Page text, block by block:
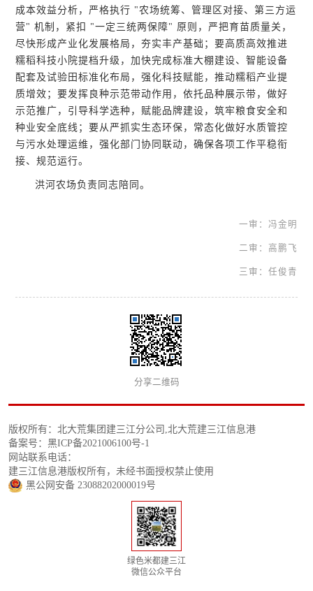
成本效益分析，严格执行 "农场统筹、管理区对接、第三方运
营" 机制，紧扣 "一定三统两保障" 原则，严把育苗质量关，
尽快形成产业化发展格局，夯实丰产基础；要高质高效推进
糯稻科技小院提档升级，加快完成标准大棚建设、智能设备
配套及试验田标准化布局，强化科技赋能，推动糯稻产业提
质增效；要发挥良种示范带动作用，依托品种展示带，做好
示范推广，引导科学选种，赋能品牌建设，筑牢粮食安全和
种业安全底线；要从严抓实生态环保，常态化做好水质管控
与污水处理运维，强化部门协同联动，确保各项工作平稳衔
接、规范运行。
洪河农场负责同志陪同。
一审：冯金明
二审：高鹏飞
三审：任俊青
分享二维码
版权所有：北大荒集团建三江分公司,北大荒建三江信息港
备案号：黑ICP备2021006100号-1
网站联系电话：
建三江信息港版权所有，未经书面授权禁止使用
黑公网安备 23088202000019号
绿色米都建三江
微信公众平台